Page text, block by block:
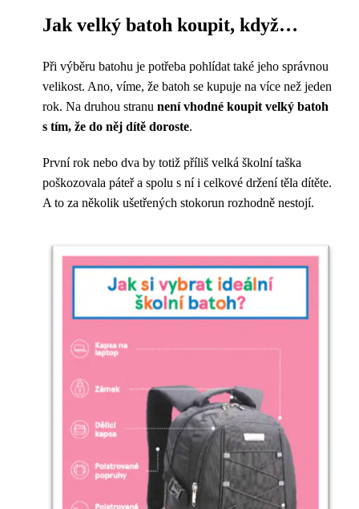
Jak velký batoh koupit, když…
Při výběru batohu je potřeba pohlídat také jeho správnou
velikost. Ano, víme, že batoh se kupuje na více než jeden
rok. Na druhou stranu není vhodné koupit velký batoh
s tím, že do něj dítě doroste.
První rok nebo dva by totiž příliš velká školní taška
poškozovala páteř a spolu s ní i celkové držení těla dítěte.
A to za několik ušetřených stokorun rozhodně nestojí.